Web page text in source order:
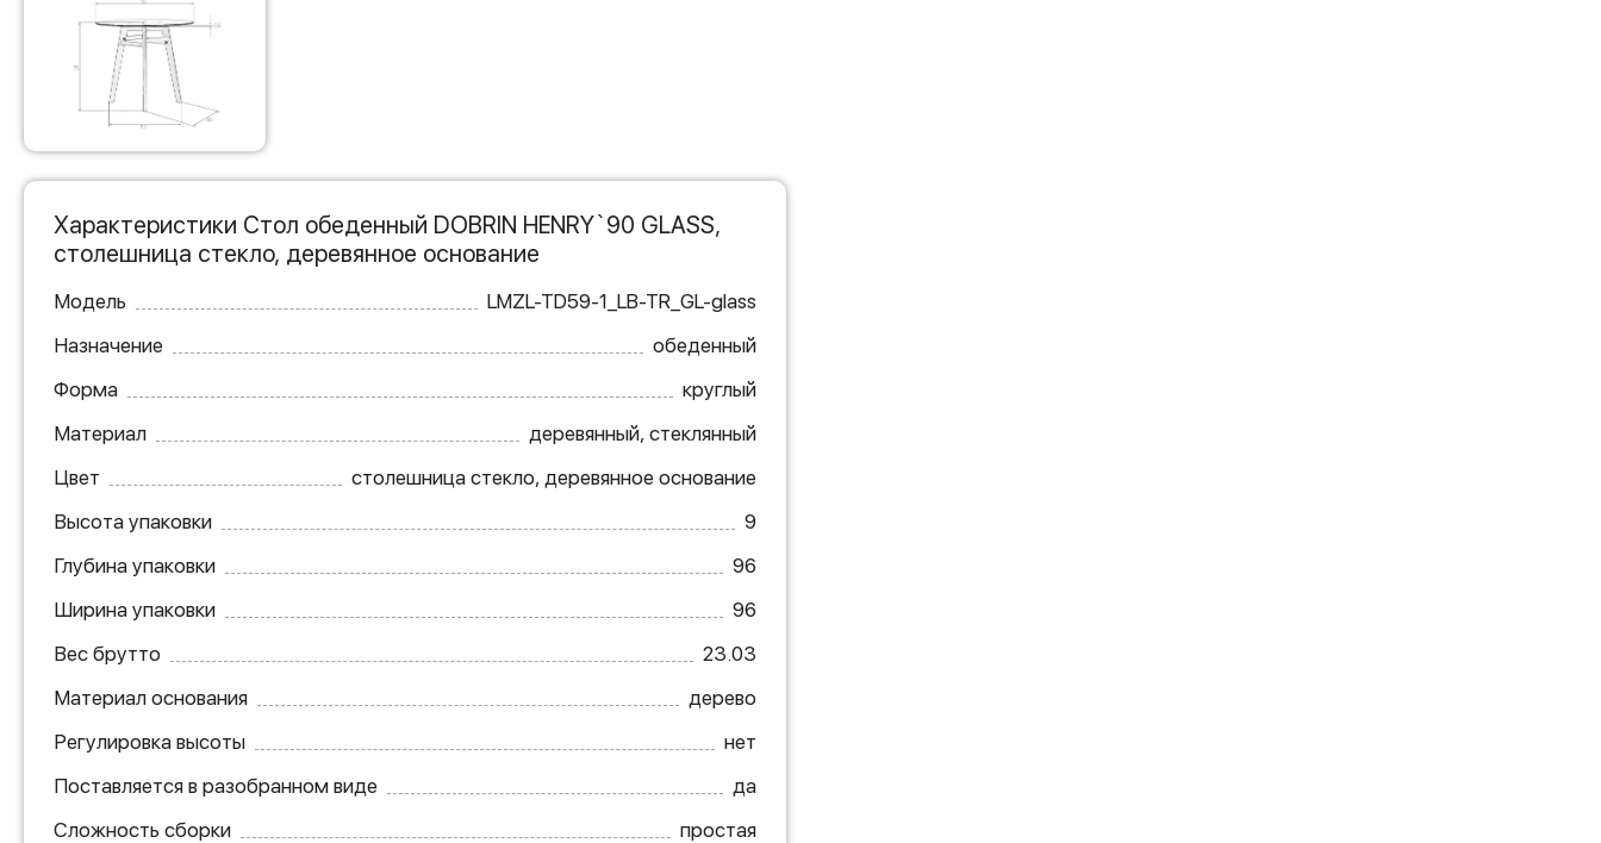
Характеристики Стол обеденный DOBRIN HENRY`90 GLASS,
столешница стекло, деревянное основание
Модель
LMZL-TD59-1_LB-TR_GL-glass
Назначение
обеденный
Форма
круглый
Материал
деревянный, стеклянный
Цвет
столешница стекло, деревянное основание
Высота упаковки
9
Глубина упаковки
96
Ширина упаковки
96
Вес брутто
23.03
Материал основания
дерево
Регулировка высоты
нет
Поставляется в разобранном виде
да
Сложность сборки
простая